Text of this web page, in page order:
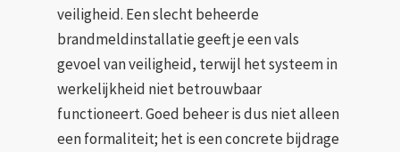
veiligheid. Een slecht beheerde
brandmeldinstallatie geeft je een vals
gevoel van veiligheid, terwijl het systeem in
werkelijkheid niet betrouwbaar
functioneert. Goed beheer is dus niet alleen
een formaliteit; het is een concrete bijdrage